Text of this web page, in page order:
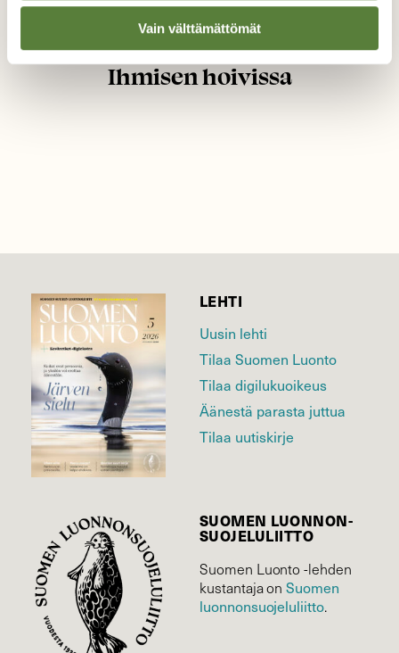
Vain välttämättömät
Ihmisen hoivissa
LEHTI
Uusin lehti
Tilaa Suomen Luonto
Tilaa digilukuoikeus
Äänestä parasta juttua
Tilaa uutiskirje
SUOMEN LUONNON­
SUOJELU­LIITTO
Suomen Luonto -lehden
kustantaja onSuomen
luonnonsuojelu­liitto.